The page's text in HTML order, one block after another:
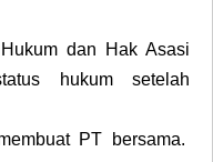
dan Hak Asasi
hukum setelah
PT bersama.